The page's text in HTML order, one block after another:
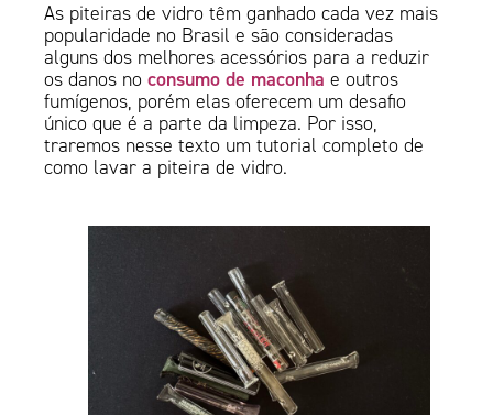
As piteiras de vidro têm ganhado cada vez mais
popularidade no Brasil e são consideradas
alguns dos melhores acessórios para a reduzir
os danos noconsumo de maconha e outros
fumígenos, porém elas oferecem um desafio
único que é a parte da limpeza. Por isso,
traremos nesse texto um tutorial completo de
como lavar a piteira de vidro.